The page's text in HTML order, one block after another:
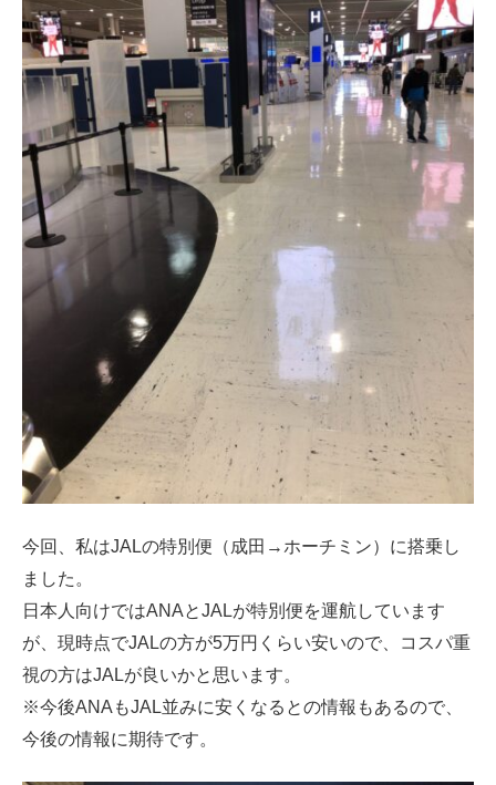
今回、私はJALの特別便（成田→ホーチミン）に搭乗し
ました。
日本人向けではANAとJALが特別便を運航しています
が、現時点でJALの方が5万円くらい安いので、コスパ重
視の方はJALが良いかと思います。
※今後ANAもJAL並みに安くなるとの情報もあるので、
今後の情報に期待です。